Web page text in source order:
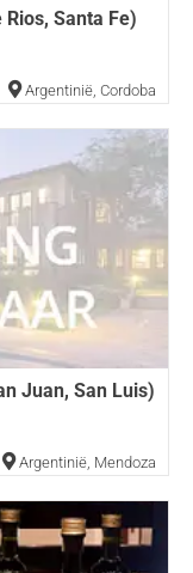
Santa Fe)
Argentinië, Cordoba
Juan, San Luis)
Argentinië, Mendoza